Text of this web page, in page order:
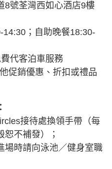
8號荃灣西如心酒店9樓
；自助晚餐18:30-
代客泊車服務
促銷優惠、折扣或禮品
接待處換領手帶（每
不補發）；
場時請向泳池／健身室職